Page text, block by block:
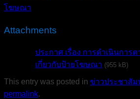
โฆษณา
Attachments
ประกาศ เรื่อง การดำเนินการ
เกี่ยวกับป้ายโฆษณา (955 kB)
This entry was posted in ข่าวประชาสั
permalink.